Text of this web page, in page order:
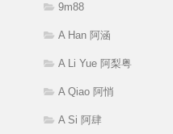
9m88
A Han 阿涵
A Li Yue 阿梨粤
A Qiao 阿悄
A Si 阿肆